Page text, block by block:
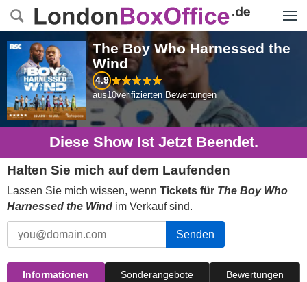
The Boy Who Harnessed the
Wind
4.9
aus10verifizierten Bewertungen
Diese Show Ist Jetzt Beendet.
Halten Sie mich auf dem Laufenden
Lassen Sie mich wissen, wenn Tickets für The Boy Who
Harnessed the Wind im Verkauf sind.
Senden
Informationen Sonderangebote Bewertungen